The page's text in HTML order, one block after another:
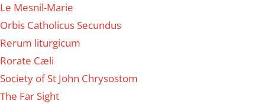
Le Mesnil-Marie
Orbis Catholicus Secundus
Rerum liturgicum
Rorate Cæli
Society of St John Chrysostom
The Far Sight